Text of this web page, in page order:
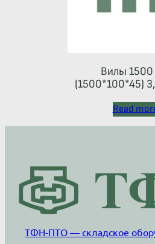
Вилы
(1500*100*45)
Read
ТФН-ПТО — складское